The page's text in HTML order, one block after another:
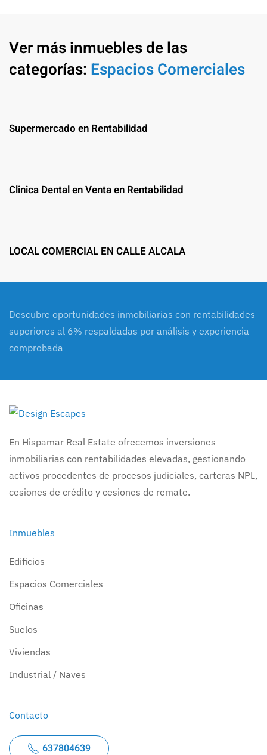
Ver más inmuebles de las
categorías: Espacios Comerciales
Supermercado en Rentabilidad
Clinica Dental en Venta en Rentabilidad
LOCAL COMERCIAL EN CALLE ALCALA
Descubre oportunidades inmobiliarias con rentabilidades
superiores al 6% respaldadas por análisis y experiencia
comprobada
En Hispamar Real Estate ofrecemos inversiones
inmobiliarias con rentabilidades elevadas, gestionando
activos procedentes de procesos judiciales, carteras NPL,
cesiones de crédito y cesiones de remate.
Inmuebles
Edificios
Espacios Comerciales
Oficinas
Suelos
Viviendas
Industrial / Naves
Contacto
637804639